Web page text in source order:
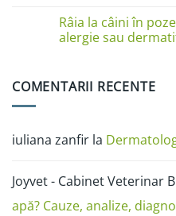
ciupercă,
alergii
și
câini
în
poze:
ciuperca
la
Test
anticorpi
pisică
Râia la câini în
alergie sau
Râia
cum
o
alergie
sau
COMENTARII RECENTE
iuliana zanfir la
Joyvet - Cabinet Veterinar
apă? Cauze, analize,